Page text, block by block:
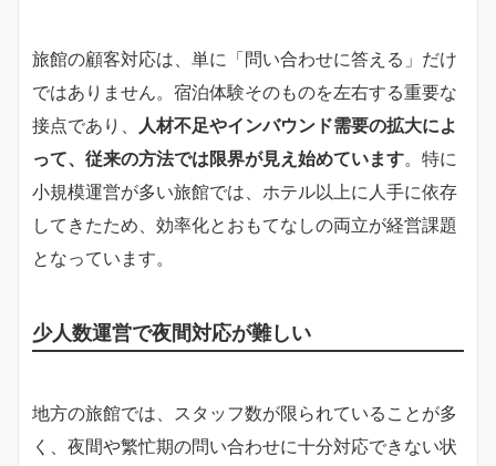
旅館の顧客対応は、単に「問い合わせに答える」だけ
ではありません。宿泊体験そのものを左右する重要な
接点であり、
人材不足やインバウンド需要の拡大によ
って、従来の方法では限界が見え始めています。特に
小規模運営が多い旅館では、ホテル以上に人手に依存
してきたため、効率化とおもてなしの両立が経営課題
となっています。
少人数運営で夜間対応が難しい
地方の旅館では、スタッフ数が限られていることが多
く、夜間や繁忙期の問い合わせに十分対応できない状